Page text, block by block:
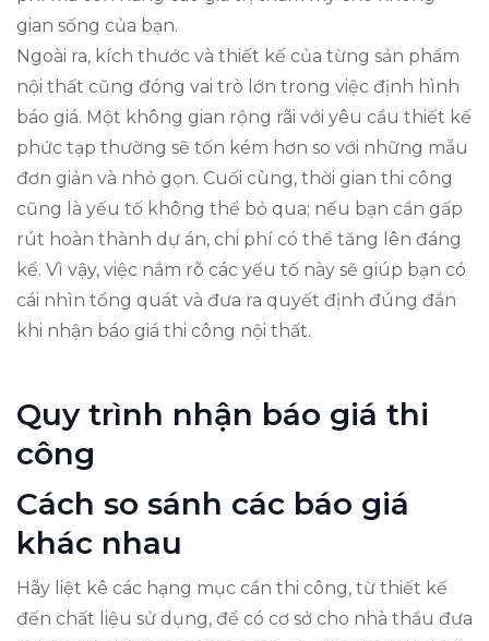
gian sống của bạn.
Ngoài ra, kích thước và thiết kế của từng sản phẩm
nội thất cũng đóng vai trò lớn trong việc định hình
báo giá. Một không gian rộng rãi với yêu cầu thiết kế
phức tạp thường sẽ tốn kém hơn so với những mẫu
đơn giản và nhỏ gọn. Cuối cùng, thời gian thi công
cũng là yếu tố không thể bỏ qua; nếu bạn cần gấp
rút hoàn thành dự án, chi phí có thể tăng lên đáng
kể. Vì vậy, việc nắm rõ các yếu tố này sẽ giúp bạn có
cái nhìn tổng quát và đưa ra quyết định đúng đắn
khi nhận báo giá thi công nội thất.
Quy trình nhận báo giá thi
công
Cách so sánh các báo giá
khác nhau
Hãy liệt kê các hạng mục cần thi công, từ thiết kế
đến chất liệu sử dụng, để có cơ sở cho nhà thầu đưa